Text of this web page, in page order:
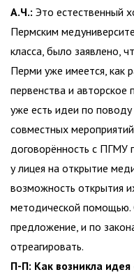
А.Ч.: Это естественный
Пермским
класса, было заявлено,
Перми уже имеется, как
первенства и
уже есть идеи по поводу
совместных
договорённость с ПГМУ
у лицея на открытие
возможность открытия
методической помощью.
предложение, и по
отреагировать.
П-П: Как возникла